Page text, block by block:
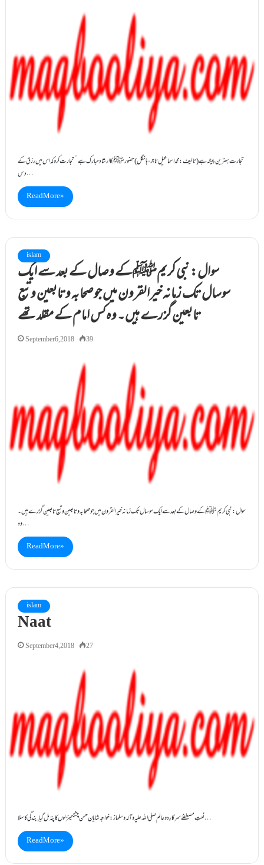
تجارت بہترین پیشہ ہے (تالیف: محمداسماعیل تاجر،ہانگل) حضورﷺ کا ارشاد مبارک ہے ’’تجارت کرو کہ اس میں رزق کے
دس…
Read More »
islam
سوال: نبی کریمﷺکے وصال کے بعد سے ایک
سوسال تک زمانہ خیرالقرون میں جوصحابہ وتابعین وتبع
تابعین گزرے ہیں۔ وہ کس امام کے مقلدتھے
September 6, 2018 39
سوال: نبی کریمﷺکے وصال کے بعد سے ایک سوسال تک زمانہ خیرالقرون میں جوصحابہ وتابعین وتبع تابعین گزرے ہیں۔
وہ…
Read More »
islam
Naat
September 4, 2018 27
نعتِ مصطفےٰ سرکارِ دوعالم صلی اللہ علیہ وآلہ وسلماز: خواجہ شایان حسن چشتیمنزلوں کا پتہ مل گیا, بندگی کا سلا…
Read More »